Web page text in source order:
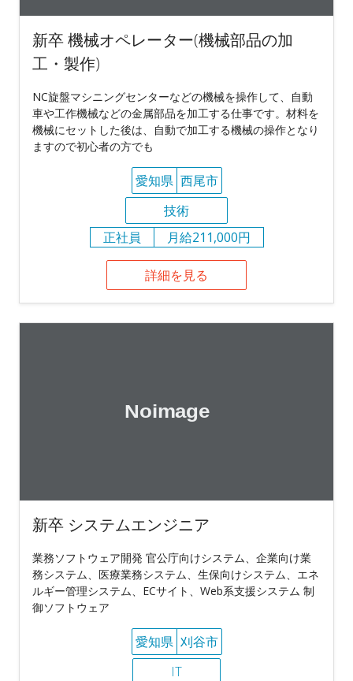
新卒 機械オペレーター(機械部品の加
工・製作)
NC旋盤マシニングセンターなどの機械を操作して、自動
車や工作機械などの金属部品を加工する仕事です。材料を
機械にセットした後は、自動で加工する機械の操作となり
ますので初心者の方でも
愛知県 西尾市
技術
正社員
月給211,000円
詳細を見る
新卒 システムエンジニア
業務ソフトウェア開発 官公庁向けシステム、企業向け業
務システム、医療業務システム、⽣保向けシステム、エネ
ルギー管理システム、ECサイト、Web系⽀援システム 制
御ソフトウェア
愛知県 刈谷市
IT